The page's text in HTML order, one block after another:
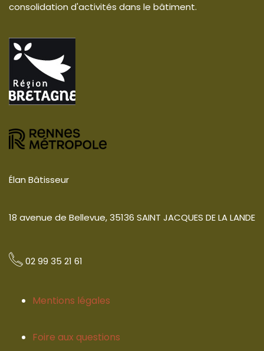
consolidation d'activités dans le bâtiment.
Élan Bâtisseur
18 avenue de Bellevue, 35136 SAINT JACQUES DE LA LANDE
02 99 35 21 61
Mentions légales
Foire aux questions